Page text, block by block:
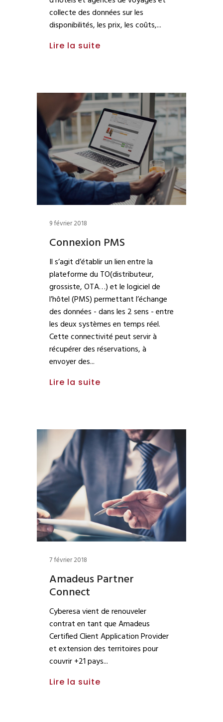
collecte des données sur les
disponibilités, les prix, les coûts,
Lire la suite
9 février 2018
Connexion PMS
Il s’agit d’établir un lien entre la
plateforme du TO(distributeur,
grossiste, OTA…) et le logiciel de
l’hôtel (PMS) permettant l’échange
des données - dans les 2 sens - entre
les deux systèmes en temps réel.
Cette connectivité peut servir à
récupérer des réservations, à
envoyer des
Lire la suite
7 février 2018
Amadeus Partner
Connect
Cyberesa vient de renouveler
contrat en tant que Amadeus
Certified Client Application Provider
et extension des territoires pour
couvrir +21 pays
Lire la suite